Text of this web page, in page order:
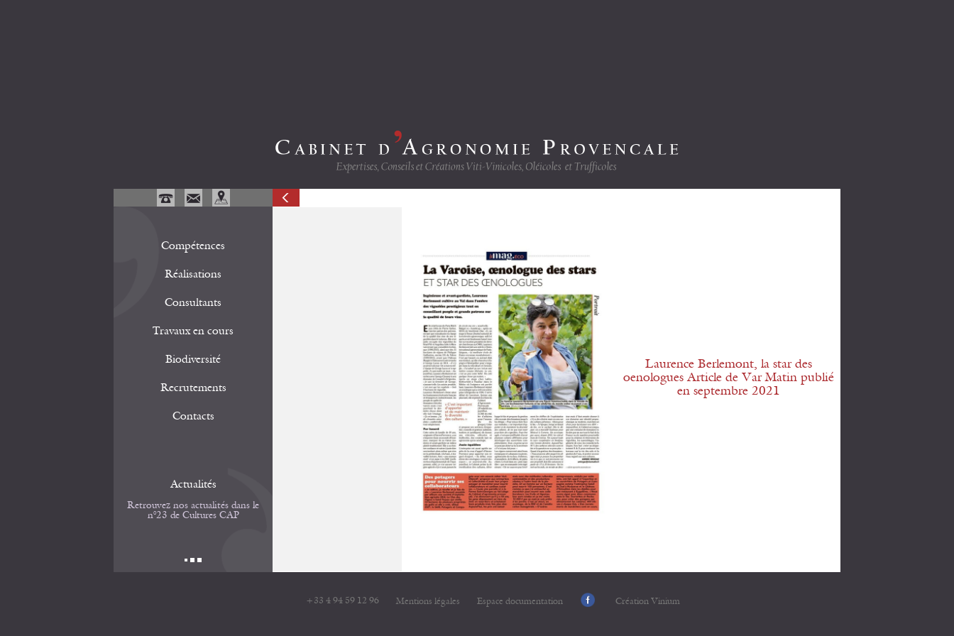
Compétences
Réalisations
Consultants
Travaux en cours
Biodiversité
Recrutements
Contacts
Actualités
Retrouvez nos actualités dans le
n°23 de Cultures CAP
Laurence Berlemont, la star des
oenologues Article de Var Matin publié
en septembre 2021
+33 4 94 59 12 96 Mentions légales Espace documentation Création Vinium